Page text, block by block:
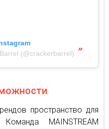
(@crackerbarrel)
пространство для
MAINSTREAM